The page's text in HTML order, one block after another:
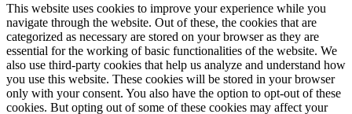
This website uses cookies to improve your experience while you
navigate through the website. Out of these, the cookies that are
categorized as necessary are stored on your browser as they are
essential for the working of basic functionalities of the website. We
also use third-party cookies that help us analyze and understand how
you use this website. These cookies will be stored in your browser
only with your consent. You also have the option to opt-out of these
cookies. But opting out of some of these cookies may affect your